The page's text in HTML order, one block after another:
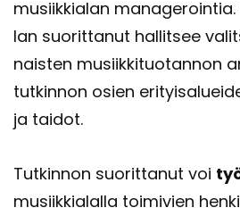
musiik­kia­lan
lan suo­rit­ta­nut hal­lit­see
nais­ten musiik­ki­tuo­tan­non
tut­kin­non osien
ja tai­dot.
Tut­kin­non suo­rit­ta­nut voi
musiik­kia­lal­la toi­mi­vien